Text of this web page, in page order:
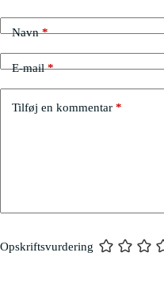
Navn*
E-mail*
Tilføj en kommentar *
Opskriftsvurdering